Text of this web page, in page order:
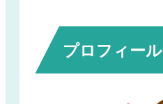
プロフィール